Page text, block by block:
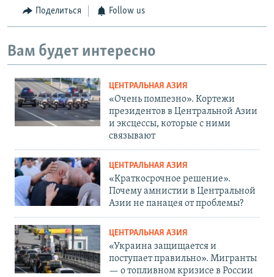
Поделиться Follow us
Вам будет интересно
ЦЕНТРАЛЬНАЯ АЗИЯ
«Очень помпезно». Кортежи
президентов в Центральной Азии
и эксцессы, которые с ними
связывают
ЦЕНТРАЛЬНАЯ АЗИЯ
«Краткосрочное решение».
Почему амнистии в Центральной
Азии не панацея от проблемы?
ЦЕНТРАЛЬНАЯ АЗИЯ
«Украина защищается и
поступает правильно». Мигранты
— о топливном кризисе в России